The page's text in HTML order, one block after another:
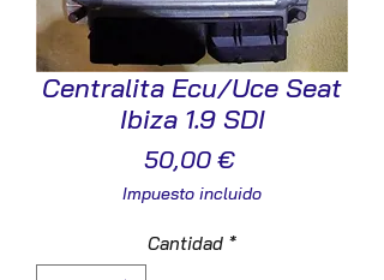
Centralita Ecu/Uce Seat
Ibiza 1.9 SDI
50,00 €Precio
Impuesto incluido
Cantidad *